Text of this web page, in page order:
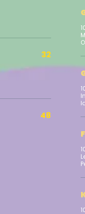
32
48